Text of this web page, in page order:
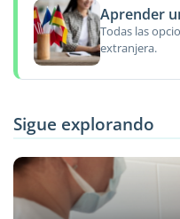
Aprender
Todas las
extranjera.
Sigue explorando